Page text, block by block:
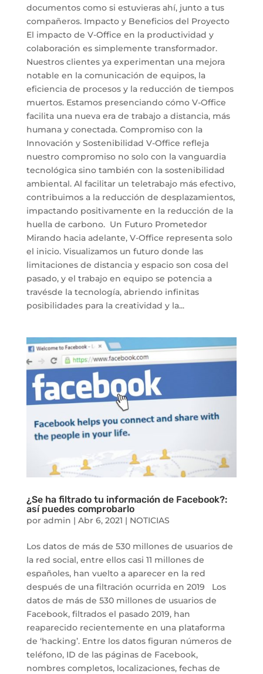
documentos como si estuvieras ahí, junto a tus
compañeros. Impacto y Beneficios del Proyecto
El impacto de V-Office en la productividad y
colaboración es simplemente transformador.
Nuestros clientes ya experimentan una mejora
notable en la comunicación de equipos, la
eficiencia de procesos y la reducción de tiempos
muertos. Estamos presenciando cómo V-Office
facilita una nueva era de trabajo a distancia, más
humana y conectada. Compromiso con la
Innovación y Sostenibilidad V-Office refleja
nuestro compromiso no solo con la vanguardia
tecnológica sino también con la sostenibilidad
ambiental. Al facilitar un teletrabajo más efectivo,
contribuimos a la reducción de desplazamientos,
impactando positivamente en la reducción de la
huella de carbono. Un Futuro Prometedor
Mirando hacia adelante, V-Office representa solo
el inicio. Visualizamos un futuro donde las
limitaciones de distancia y espacio son cosa del
pasado, y el trabajo en equipo se potencia a
travésde la tecnología, abriendo infinitas
posibilidades para la creatividad y la...
¿Se ha filtrado tu información de Facebook?:
así puedes comprobarlo
por admin | Abr 6, 2021 | NOTICIAS
Los datos de más de 530 millones de usuarios de
la red social, entre ellos casi 11 millones de
españoles, han vuelto a aparecer en la red
después de una filtración ocurrida en 2019 Los
datos de más de 530 millones de usuarios de
Facebook, filtrados el pasado 2019, han
reaparecido recientemente en una plataforma
de ‘hacking’. Entre los datos figuran números de
teléfono, ID de las páginas de Facebook,
nombres completos, localizaciones, fechas de